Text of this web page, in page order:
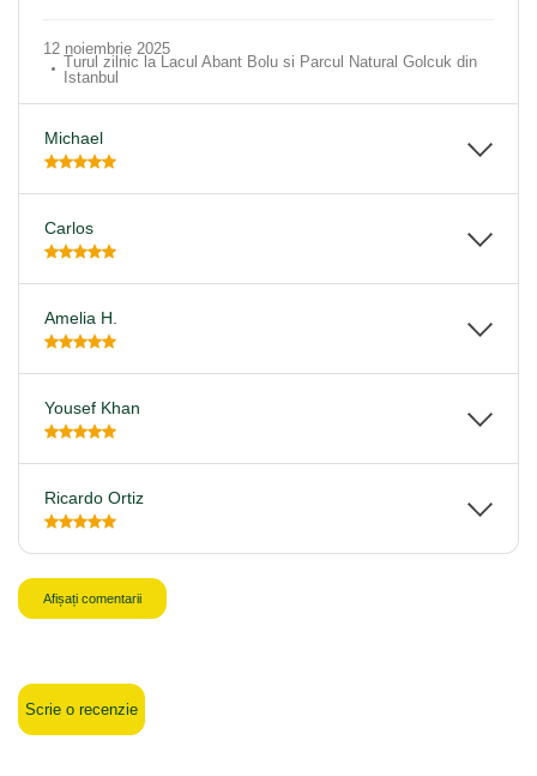
12 noiembrie 2025
Turul zilnic la Lacul Abant Bolu si Parcul Natural Golcuk din
Istanbul
Michael
Carlos
Amelia H.
Yousef Khan
Ricardo Ortiz
Afișați comentarii
Scrie o recenzie